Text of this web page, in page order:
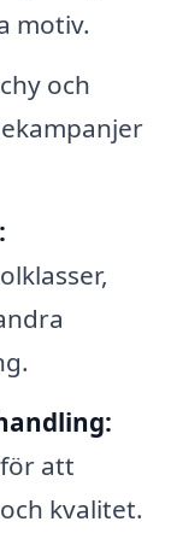
motiv.
och
att
kvalitet.